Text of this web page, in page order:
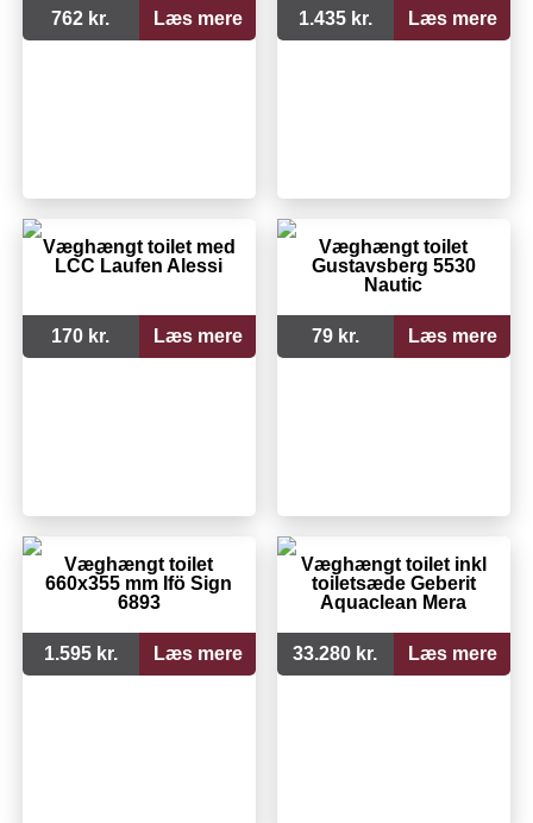
762 kr. Læs mere 1.435 kr. Læs mere
Væghængt toilet med
LCC Laufen Alessi
170 kr. Læs mere
Væghængt toilet
Gustavsberg 5530
Nautic
79 kr. Læs mere
Væghængt toilet
660x355 mm Ifö Sign
6893
1.595 kr. Læs mere
Væghængt toilet inkl
toiletsæde Geberit
Aquaclean Mera
33.280 kr. Læs mere